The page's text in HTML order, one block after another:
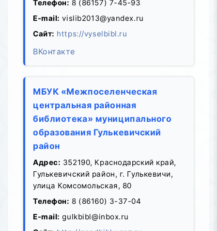
Телефон: 8 (86157) 7-45-93
E-mail: vislib2013@yandex.ru
Сайт: https://vyselbibl.ru
ВКонтакте
МБУК «Межпоселенческая
центральная районная
библиотека» муниципального
образования Гулькевичский
район
Адрес: 352190, Краснодарский край,
Гулькевичский район, г. Гулькевичи,
улица Комсомольская, 80
Телефон: 8 (86160) 3-37-04
E-mail: gulkbibl@inbox.ru